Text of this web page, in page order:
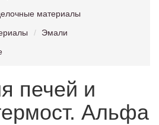
материалы
Эмали
печей и
Альфа